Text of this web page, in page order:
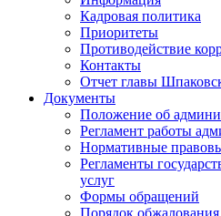
Кадровая политика
Приоритеты
Противодействие
Контакты
Отчет главы
Документы
Положение об
Регламент работы
Нормативные
Регламенты
услуг
Формы обращений